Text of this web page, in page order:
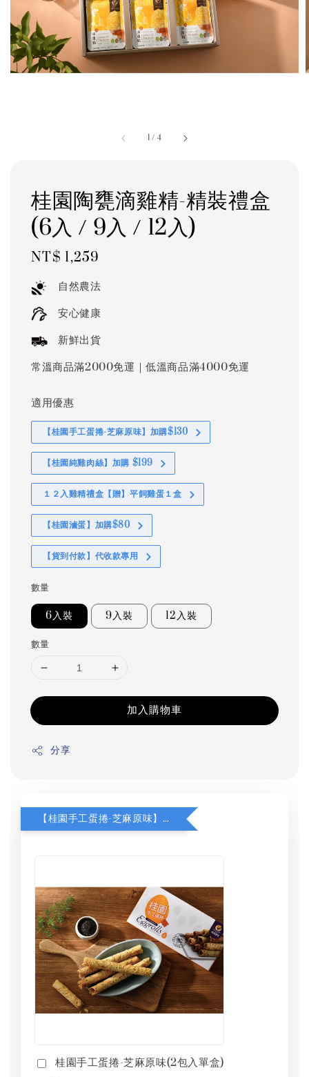
1 / 4
桂園陶甕滴雞精-精裝禮盒
(6入 / 9入 / 12入)
Regular
price
NT$ 1,259
自然農法
安心健康
新鮮出貨
常溫商品滿2000免運｜低溫商品滿4000免運
適用優惠
【桂園手工蛋捲-芝麻原味】加購$130
【桂園純雞肉絲】加購 $199
１２入雞精禮盒【贈】平飼雞蛋１盒
【桂園滷蛋】加購$80
【貨到付款】代收款專用
數量
6入裝 9入裝 12入裝
數量
加入購物車
分享
【桂園手工蛋捲-芝麻原味】加購$130
桂園手工蛋捲-芝麻原味(2包入單盒)